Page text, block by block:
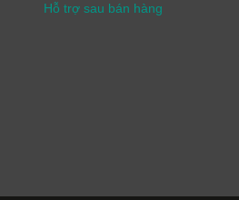
Hỗ trợ sau bán hàng